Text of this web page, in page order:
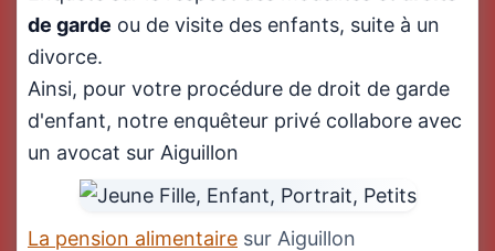
de garde ou de visite des enfants, suite à un
divorce.
Ainsi, pour votre procédure de droit de garde
d'enfant, notre enquêteur privé collabore avec
un avocat sur Aiguillon
La pension alimentaire sur Aiguillon